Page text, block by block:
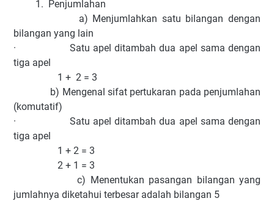
1. Penjumlahan
a) Menjumlahkan satu bilangan dengan
bilangan yang lain
· Satu apel ditambah dua apel sama dengan
tiga apel
1 + 2 = 3
b) Mengenal sifat pertukaran pada penjumlahan
(komutatif)
· Satu apel ditambah dua apel sama dengan
tiga apel
1 + 2 = 3
2 + 1 = 3
c) Menentukan pasangan bilangan yang
jumlahnya diketahui terbesar adalah bilangan 5